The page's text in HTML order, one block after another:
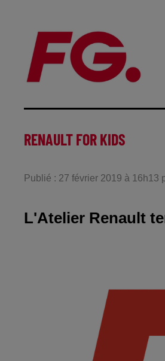
RENAULT FOR KIDS
Publié : 27 février 2019 à 16h13
L'Atelier Renault